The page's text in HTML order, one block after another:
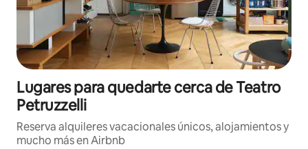
Lugares para quedarte cerca de Teatro
Petruzzelli
Reserva alquileres vacacionales únicos, alojamientos y
mucho más en Airbnb